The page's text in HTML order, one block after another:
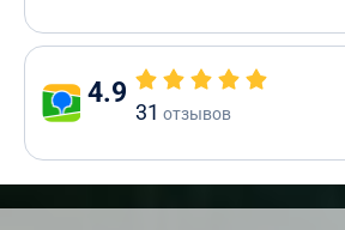
4.9
31 отзывов